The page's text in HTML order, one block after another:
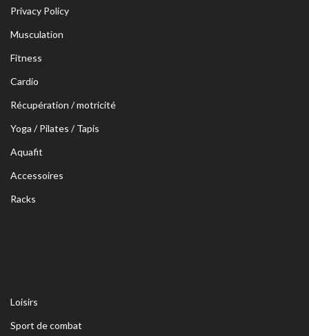
Privacy Policy
Musculation
Fitness
Cardio
Récupération / motricité
Yoga / Pilates / Tapis
Aquafit
Accessoires
Racks
Loisirs
Sport de combat